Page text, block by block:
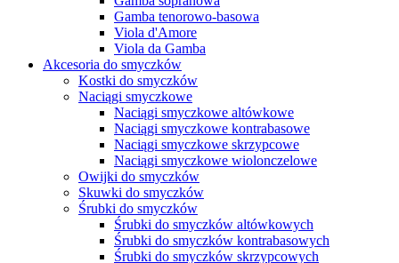
Gamba tenorowo-basowa
Viola d'Amore
Viola da Gamba
Akcesoria do smyczków
Kostki do smyczków
Naciągi smyczkowe
Naciągi smyczkowe altówkowe
Naciągi smyczkowe kontrabasowe
Naciągi smyczkowe skrzypcowe
Naciągi smyczkowe wiolonczelowe
Owijki do smyczków
Skuwki do smyczków
Śrubki do smyczków
Śrubki do smyczków altówkowych
Śrubki do smyczków kontrabasowych
Śrubki do smyczków skrzypcowych